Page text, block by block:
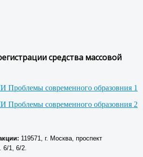
средства массовой
: 119571, г. Москва, проспект
6/1, 6/2.